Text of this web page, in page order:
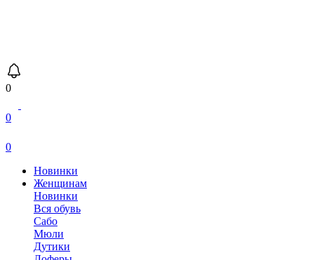
0
0
0
Новинки
Женщинам
Новинки
Вся обувь
Сабо
Мюли
Дутики